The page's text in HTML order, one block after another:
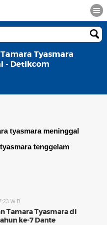
Tyasmara
- Detikcom
tyasmara meninggal
tenggelam
WIB
Tamara Tyasmara di
ke-7 Dante